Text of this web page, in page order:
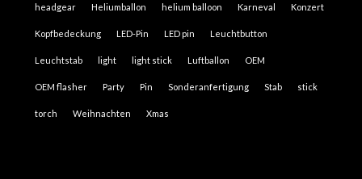
headgear Heliumballon helium balloon Karneval Konzert
Kopfbedeckung LED-Pin LED pin Leuchtbutton
Leuchtstab light light stick Luftballon OEM
OEM flasher Party Pin Sonderanfertigung Stab stick
torch Weihnachten Xmas